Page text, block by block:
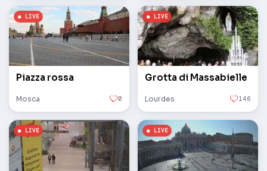
Piazza rossa
Mosca 0
Grotta di Massabielle
Lourdes 146